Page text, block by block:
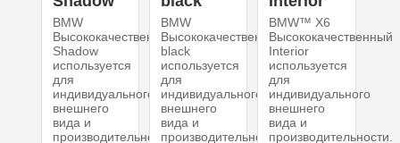
BMW
Высококачественный
Shadow
используется
для
индивидуального
внешнего
вида и
производительности.
BMW
Высококачественный
black
используется
для
индивидуального
внешнего
вида и
производительности.
BMW™ X6
Высококачественный
Interior
используется
для
индивидуального
внешнего
вида и
производительности.